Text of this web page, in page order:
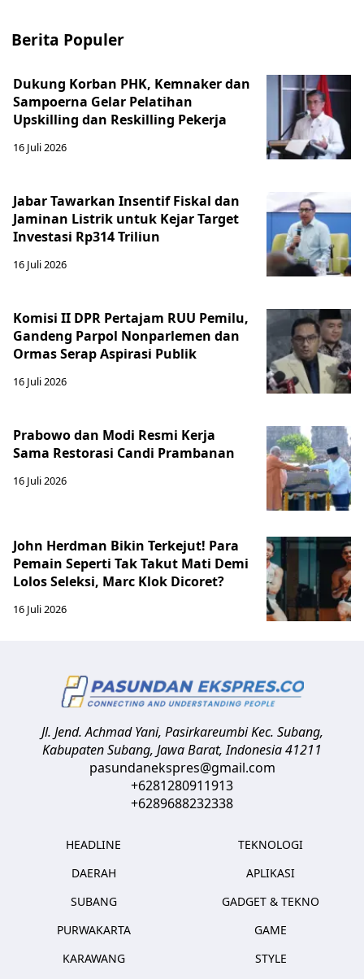
Berita Populer
Dukung Korban PHK, Kemnaker dan
Sampoerna Gelar Pelatihan
Upskilling dan Reskilling Pekerja
16 Juli 2026
Jabar Tawarkan Insentif Fiskal dan
Jaminan Listrik untuk Kejar Target
Investasi Rp314 Triliun
16 Juli 2026
Komisi II DPR Pertajam RUU Pemilu,
Gandeng Parpol Nonparlemen dan
Ormas Serap Aspirasi Publik
16 Juli 2026
Prabowo dan Modi Resmi Kerja
Sama Restorasi Candi Prambanan
16 Juli 2026
John Herdman Bikin Terkejut! Para
Pemain Seperti Tak Takut Mati Demi
Lolos Seleksi, Marc Klok Dicoret?
16 Juli 2026
Jl. Jend. Achmad Yani, Pasirkareumbi Kec. Subang,
Kabupaten Subang, Jawa Barat,Indonesia41211
pasundanekspres@gmail.com
+6281280911913
+6289688232338
HEADLINE
DAERAH
SUBANG
PURWAKARTA
KARAWANG
TEKNOLOGI
APLIKASI
GADGET & TEKNO
GAME
STYLE